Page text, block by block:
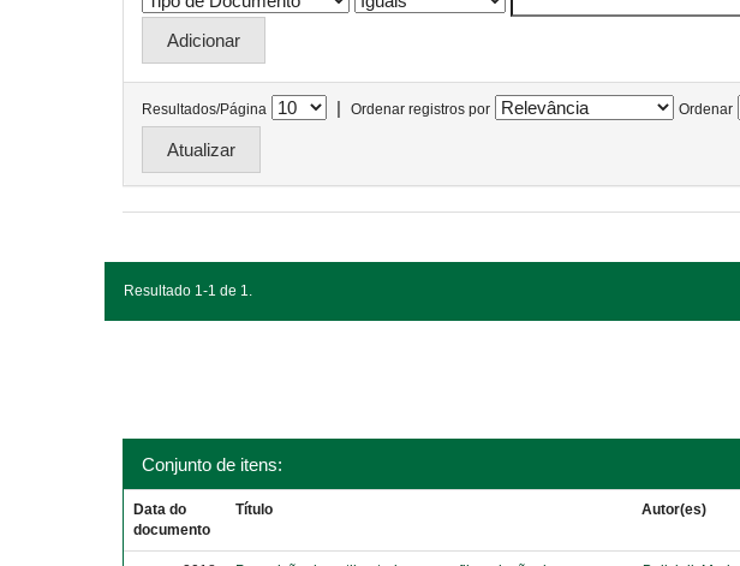
Resultados/Página | Ordenar registros por Ordenar
Resultado 1-1 de 1.
Conjunto de itens:
Data do
documento
Título Autor(es)